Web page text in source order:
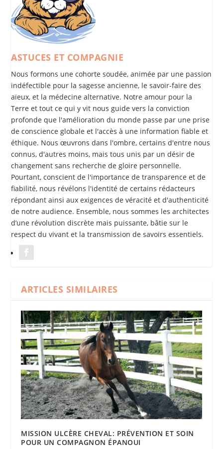
ASTUCES ET COMPAGNIE
Nous formons une cohorte soudée, animée par une passion
indéfectible pour la sagesse ancienne, le savoir-faire des
aïeux, et la médecine alternative. Notre amour pour la
Terre et tout ce qui y vit nous guide vers la conviction
profonde que l'amélioration du monde passe par une prise
de conscience globale et l'accès à une information fiable et
éthique. Nous œuvrons dans l'ombre, certains d'entre nous
connus, d'autres moins, mais tous unis par un désir de
changement sans recherche de gloire personnelle.
Pourtant, conscient de l'importance de transparence et de
fiabilité, nous révélons l'identité de certains rédacteurs
répondant ainsi aux exigences de véracité et d'authenticité
de notre audience. Ensemble, nous sommes les architectes
d’une révolution discrète mais puissante, bâtie sur le
respect du vivant et la transmission de savoirs essentiels.
ARTICLES SIMILAIRES
MISSION ULCÈRE CHEVAL: PRÉVENTION ET SOIN
POUR UN COMPAGNON ÉPANOUI